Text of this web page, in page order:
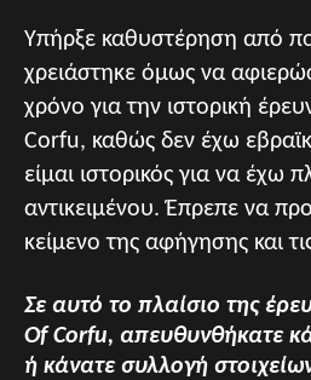
Υπήρξε καθυστέρηση από
χρειάστηκε όμως να
χρόνο για την ιστορική
Corfu, καθώς δεν έχω
είμαι ιστορικός για να έχω
αντικειμένου. Έπρεπε να
κείμενο της αφήγησης και
Σε αυτό το πλαίσιο της
Of Corfu, απευθυνθήκατε
ή κάνατε συλλογή